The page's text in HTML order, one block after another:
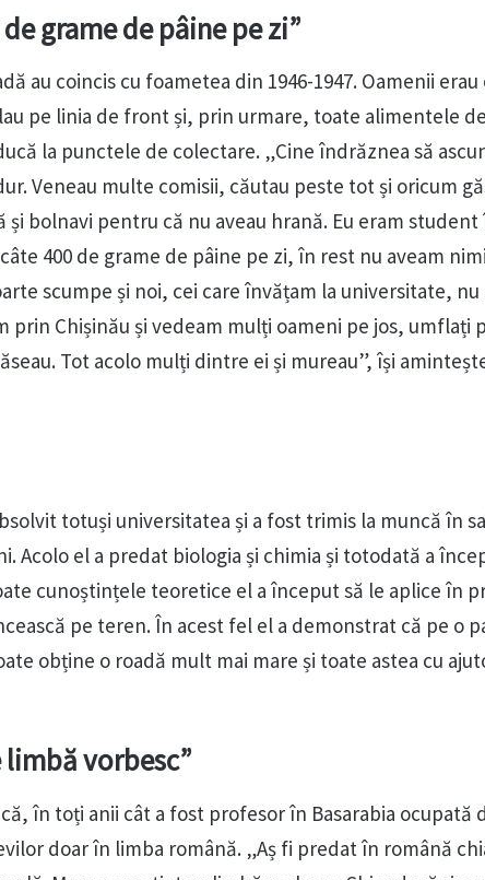
grame de pâine pe zi”
au coincis cu foametea din 1946-1947. Oamenii
pe linia de front și, prin urmare, toate alimentele
la punctele de colectare. „Cine îndrăznea să
Veneau multe comisii, căutau peste tot și oricum
și bolnavi pentru că nu aveau hrană. Eu eram student
400 de grame de pâine pe zi, în rest nu aveam
scumpe și noi, cei care învățam la universitate, nu
prin Chișinău și vedeam mulți oameni pe jos, umflați
Tot acolo mulți dintre ei și mureau”, își
totuși universitatea și a fost trimis la muncă în
Acolo el a predat biologia și chimia și totodată a
cunoștințele teoretice el a început să le aplice în
pe teren. În acest fel el a demonstrat că pe o
obține o roadă mult mai mare și toate astea cu
limbă vorbesc”
în toți anii cât a fost profesor în Basarabia ocupată
doar în limba română. „Aș fi predat în română